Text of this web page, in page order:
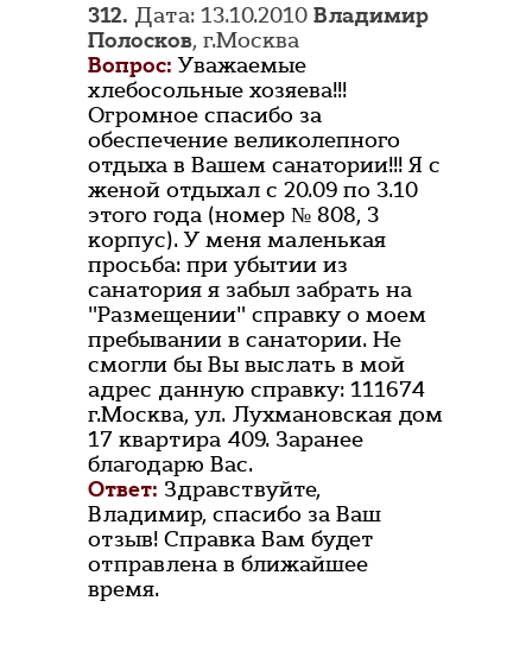
312. Дата: 13.10.2010 Владимир
Полосков, г.Москва
Вопрос: Уважаемые
хлебосольные хозяева!!!
Огромное спасибо за
обеспечение великолепного
отдыха в Вашем санатории!!! Я с
женой отдыхал с 20.09 по 3.10
этого года (номер № 808, 3
корпус). У меня маленькая
просьба: при убытии из
санатория я забыл забрать на
"Размещении" справку о моем
пребывании в санатории. Не
смогли бы Вы выслать в мой
адрес данную справку: 111674
г.Москва, ул. Лухмановская дом
17 квартира 409. Заранее
благодарю Вас.
Ответ: Здравствуйте,
Владимир, спасибо за Ваш
отзыв! Справка Вам будет
отправлена в ближайшее
время.